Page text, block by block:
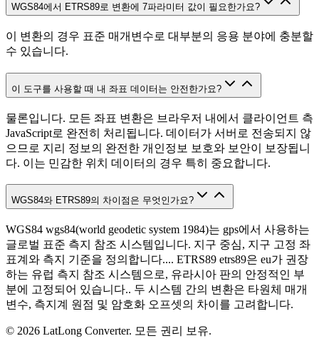
WGS84에서 ETRS89로 변환에 7파라미터 값이 필요한가요?
이 변환의 경우 표준 매개변수로 대부분의 응용 분야에 충분할
수 있습니다.
이 도구를 사용할 때 내 좌표 데이터는 안전한가요?
물론입니다. 모든 좌표 변환은 브라우저 내에서 클라이언트 측
JavaScript로 완전히 처리됩니다. 데이터가 서버로 전송되지 않
으므로 지리 정보의 완전한 개인정보 보호와 보안이 보장됩니
다. 이는 민감한 위치 데이터의 경우 특히 중요합니다.
WGS84와 ETRS89의 차이점은 무엇인가요?
WGS84 wgs84(world geodetic system 1984)는 gps에서 사용하는
글로벌 표준 측지 참조 시스템입니다. 지구 중심, 지구 고정 좌
표계와 측지 기준을 정의합니다.... ETRS89 etrs89은 eu가 권장
하는 유럽 측지 참조 시스템으로, 유라시아 판의 안정적인 부
분에 고정되어 있습니다.. 두 시스템 간의 변환은 타원체 매개
변수, 측지계 원점 및 암호화 오프셋의 차이를 고려합니다.
© 2026 LatLong Converter. 모든 권리 보유.